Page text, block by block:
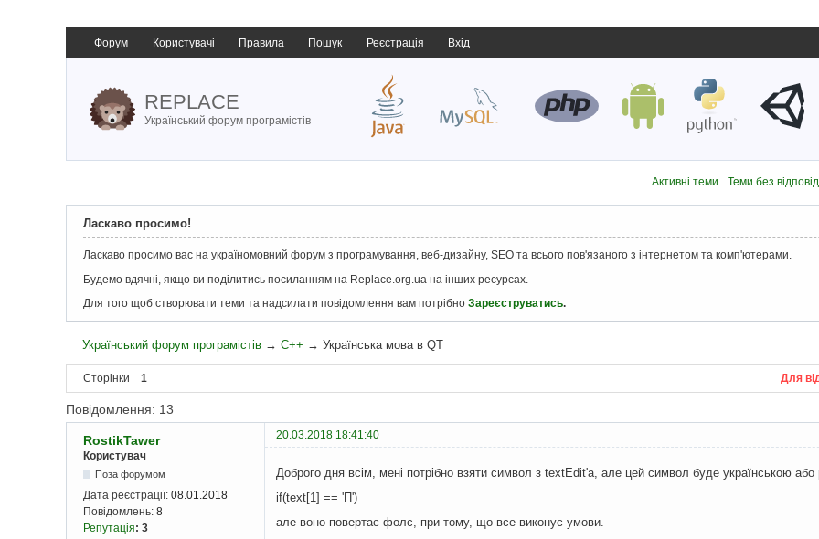
Форум Користувачі Правила Пошук Реєстрація Вхід
REPLACE
Український форум програмістів
Активні теми Теми без
Ласкаво просимо!
Ласкаво просимо вас на україномовний форум з програмування, веб-дизайну, SEO та всього пов'язаного з інтернетом та комп'ютерами.
Будемо вдячні, якщо ви поділитись посиланням на Replace.org.ua на інших ресурсах.
Для того щоб створювати теми та надсилати повідомлення вам потрібно Зареєструватись.
Український форум програмістів →C++ →Українська мова в QT
Сторінки 1 Для
Повідомлення: 13
RostikTawer
20.03.2018 18:41:40
Користувач
Поза форумом
Дата реєстрації: 08.01.2018
Повідомлень: 8
Репутація: 3
Доброго дня всім, мені потрібно взяти символ з textEdit'a, але цей символ буде українською
if(text[1] == 'П')
але воно повертає фолс, при тому, що все виконує умови.